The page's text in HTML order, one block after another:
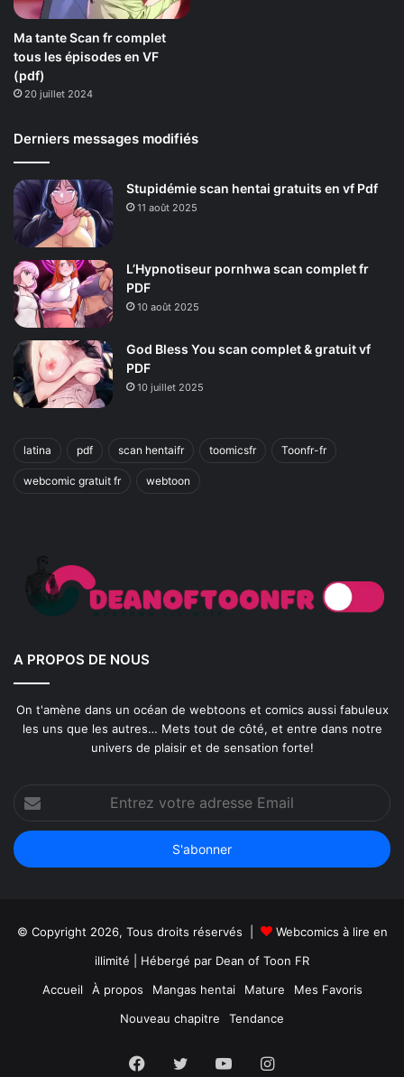
Ma tante Scan fr complet
tous les épisodes en VF
(pdf)
20 juillet 2024
Derniers messages modifiés
Stupidémie scan hentai gratuits en vf Pdf
11 août 2025
L’Hypnotiseur pornhwa scan complet fr
PDF
10 août 2025
God Bless You scan complet & gratuit vf
PDF
10 juillet 2025
latina pdf scan hentaifr toomicsfr Toonfr-fr
webcomic gratuit fr webtoon
A PROPOS DE NOUS
On t'amène dans un océan de webtoons et comics aussi fabuleux
les uns que les autres… Mets tout de côté, et entre dans notre
univers de plaisir et de sensation forte!
votre
adresse
Email
© Copyright 2026, Tous droits réservés |
Webcomics à lire en
illimité | Hébergé par Dean of Toon FR
Accueil
À propos Mangas hentai Mature
Mes Favoris
Nouveau chapitre
Tendance
Facebook
Twitter YouTubeInstagram